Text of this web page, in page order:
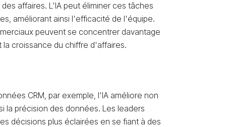
affaires. L'IA peut éliminer ces tâches
améliorant ainsi l'efficacité de l'équipe.
peuvent se concentrer davantage
croissance du chiffre d'affaires.
CRM, par exemple, l'IA améliore non
la précision des données. Les leaders
décisions plus éclairées en se fiant à des